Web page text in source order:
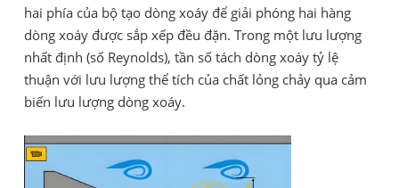
hai phía của bộ tạo dòng xoáy để giải phóng hai hàng
dòng xoáy được sắp xếp đều đặn. Trong một lưu lượng
nhất định (số Reynolds), tần số tách dòng xoáy tỷ lệ
thuận với lưu lượng thể tích của chất lỏng chảy qua cảm
biến lưu lượng dòng xoáy.